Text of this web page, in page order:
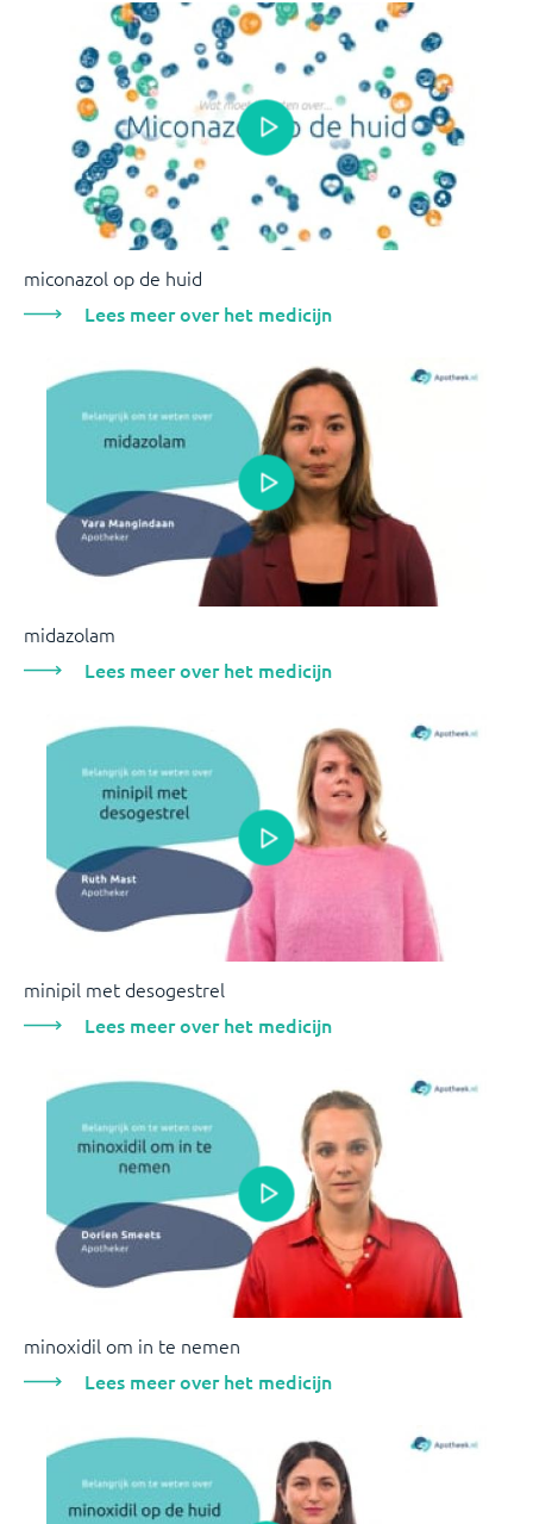
miconazol op de huid
Lees meer over het medicijn
midazolam
Lees meer over het medicijn
minipil met desogestrel
Lees meer over het medicijn
minoxidil om in te nemen
Lees meer over het medicijn